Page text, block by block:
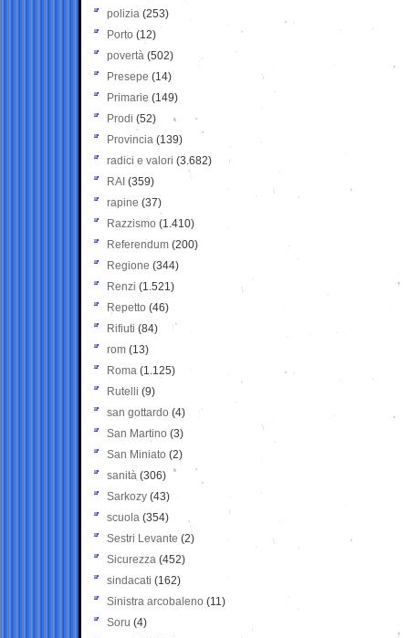
polizia (253)
Porto (12)
povertà (502)
Presepe (14)
Primarie (149)
Prodi (52)
Provincia (139)
radici e valori (3.682)
RAI (359)
rapine (37)
Razzismo (1.410)
Referendum (200)
Regione (344)
Renzi (1.521)
Repetto (46)
Rifiuti (84)
rom (13)
Roma (1.125)
Rutelli (9)
san gottardo (4)
San Martino (3)
San Miniato (2)
sanità (306)
Sarkozy (43)
scuola (354)
Sestri Levante (2)
Sicurezza (452)
sindacati (162)
Sinistra arcobaleno (11)
Soru (4)